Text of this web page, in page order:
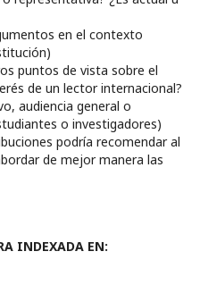
en el contexto
puntos de vista sobre el
de un lector internacional?
audiencia general o
o investigadores)
podría recomendar al
de mejor manera las
INDEXADA EN: